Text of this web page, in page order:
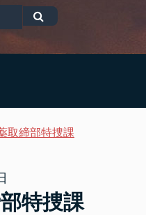
取締部特捜課
特捜課